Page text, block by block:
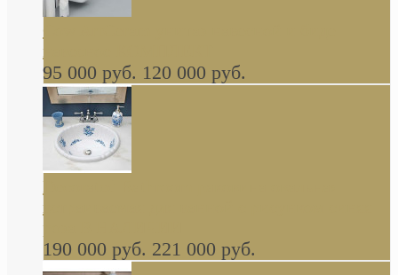
навесное КОМПЛЕКТ
95 000 руб. 120 000 руб.
Decorated Bathroom раковина овальная
встраиваемая для ванной с рисунком синяя
роза В НАЛИЧИИ
190 000 руб. 221 000 руб.